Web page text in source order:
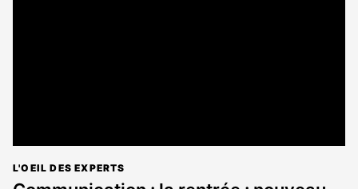
L'OEIL DES EXPERTS